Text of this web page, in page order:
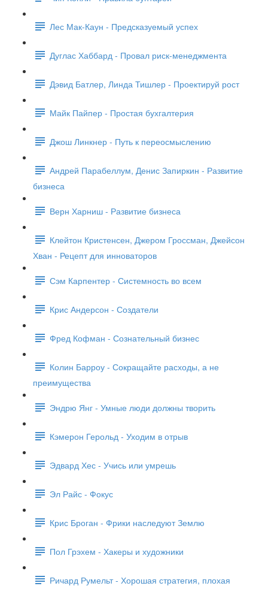
Лес Мак-Каун - Предсказуемый успех
Дуглас Хаббард - Провал риск-менеджмента
Дэвид Батлер, Линда Тишлер - Проектируй рост
Майк Пайпер - Простая бухгалтерия
Джош Линкнер - Путь к переосмыслению
Андрей Парабеллум, Денис Запиркин - Развитие
бизнеса
Верн Харниш - Развитие бизнеса
Клейтон Кристенсен, Джером Гроссман, Джейсон
Хван - Рецепт для инноваторов
Сэм Карпентер - Системность во всем
Крис Андерсон - Создатели
Фред Кофман - Сознательный бизнес
Колин Барроу - Сокращайте расходы, а не
преимущества
Эндрю Янг - Умные люди должны творить
Кэмерон Герольд - Уходим в отрыв
Эдвард Хес - Учись или умрешь
Эл Райс - Фокус
Крис Броган - Фрики наследуют Землю
Пол Грэхем - Хакеры и художники
Ричард Румельт - Хорошая стратегия, плохая